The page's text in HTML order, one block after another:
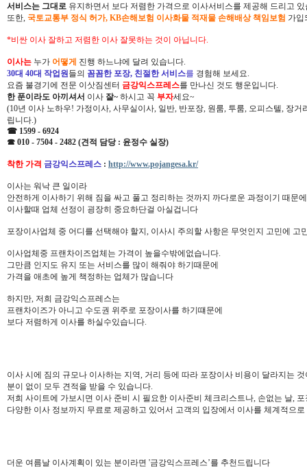
서비스는 그대로 유지하면서 보다 저렴한 가격으로 이사서비스를 제공해 드리고 있
또한, 국토교통부 정식 허가, KB손해보험 이사화물 적재물 손해배상 책임보험 가입
*비싼 이사 잘하고 저렴한 이사 잘못하는 것이 아닙니다.
이사는 누가 어떻게 진행 하느냐에 달려 있습니다.
30대 40대 작업원들의 꼼꼼한 포장, 친절한 서비스를 경험해 보세요.
요즘 불경기에 전문 이삿짐센터 금강익스프레스를 만나신 것도 행운입니다.
한 푼이라도 아끼셔서 이사 잘~ 하시고 꼭 부자세요~
(10년 이사 노하우! 가정이사, 사무실이사, 일반, 반포장, 원룸, 투룸, 오피스텔, 장
립니다.)
☎ 1599 - 6924
☎ 010 - 7504 - 2482 (견적 담당 : 윤정수 실장)
착한 가격 금강익스프레스 : http://www.pojangesa.kr/
이사는 워낙 큰 일이라
안전하게 이사하기 위해 짐을 싸고 풀고 정리하는 것까지 까다로운 과정이기 때문에
이사할때 업체 선정이 굉장히 중요하단걸 아실겁니다
포장이사업체 중 어디를 선택해야 할지, 이사시 주의할 사항은 무엇인지 고민에 고
이사업체중 프랜차이즈업체는 가격이 높을수밖에없습니다.
그만큼 인지도 유지 또는 서비스를 많이 해줘야 하기때문에
가격을 애초에 높게 책정하는 업체가 많습니다
하지만, 저희 금강익스프레스는
프랜차이즈가 아니고 수도권 위주로 포장이사를 하기떄문에
보다 저렴하게 이사를 하실수있습니다.
이사 시에 짐의 규모나 이사하는 지역, 거리 등에 따라 포장이사 비용이 달라지는
분이 없이 모두 견적을 받을 수 있습니다.
저희 사이트에 가보시면 이사 준비 시 필요한 이사준비 체크리스트나, 손없는 날,
다양한 이사 정보까지 무료로 제공하고 있어서 고객의 입장에서 이사를 체계적으
더운 여름날 이사계획이 있는 분이라면 '금강익스프레스’를 추천드립니다